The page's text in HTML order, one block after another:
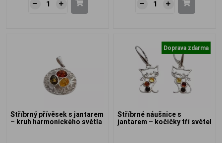
Stříbrný přívěsek s jantarem
– kruh harmonického světla
Doprava zdarma
Stříbrné náušnice s
jantarem – kočičky tří světel